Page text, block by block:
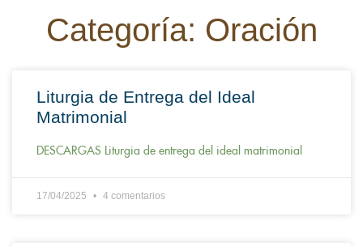
Categoría: Oración
Liturgia de Entrega del Ideal
Matrimonial
DESCARGAS Liturgia de entrega del ideal matrimonial
17/04/2025 4 comentarios